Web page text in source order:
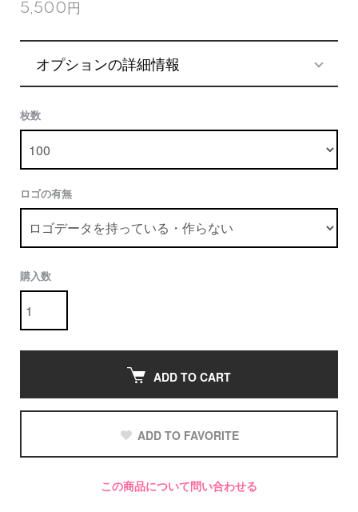
5,500円
オプションの詳細情報
枚数
ロゴの有無
購入数
ADD TO CART
ADD TO FAVORITE
この商品について問い合わせる